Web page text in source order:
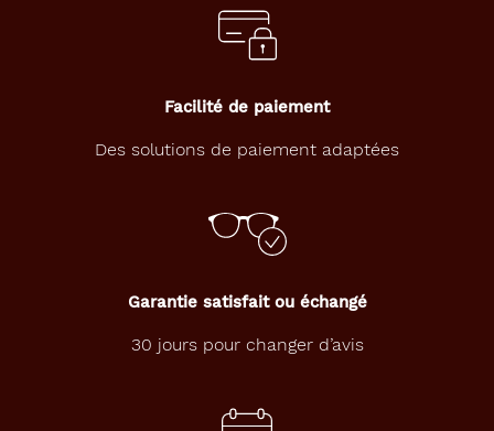
Facilité de paiement
Des solutions de paiement adaptées
Garantie satisfait ou échangé
30 jours pour changer d’avis